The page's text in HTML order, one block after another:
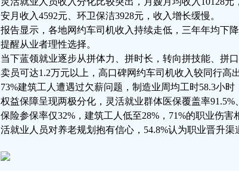
安月收入4592元、环卫保洁3928元，收入增长缓慢。
报告显示，各地网约车司机收入持续走低，三年年均下
提醒从业者理性选择。
当下蓝领就业逐步从拼体力、拼时长，转向拼技能、拼
卖员可达1.2万元以上，高口碑网约车司机收入较同行高
73%建筑工人遭遇过欠薪问题，制造业周均工时58.3小时
权益保障呈现两极分化，灵活就业群体医保覆盖率
保险参保率仅32%，建筑工人低至28%，71%的职业伤害
活就业人员对养老规划抱有信心，54.8%认为职业晋升渠